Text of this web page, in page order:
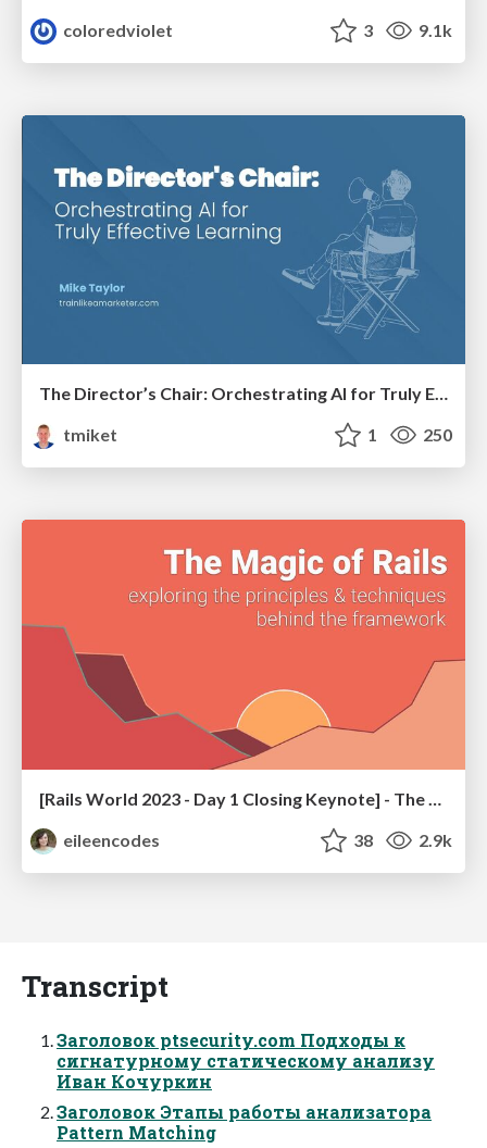
coloredviolet
3 9.1k
The Director’s Chair: Orchestrating AI for Truly Effective Learning
tmiket
1 250
eileencodes
38 2.9k
Transcript
Заголовок ptsecurity.com Подходы к
сигнатурному статическому анализу
Иван Кочуркин
Заголовок Этапы работы анализатора
Pattern Matching